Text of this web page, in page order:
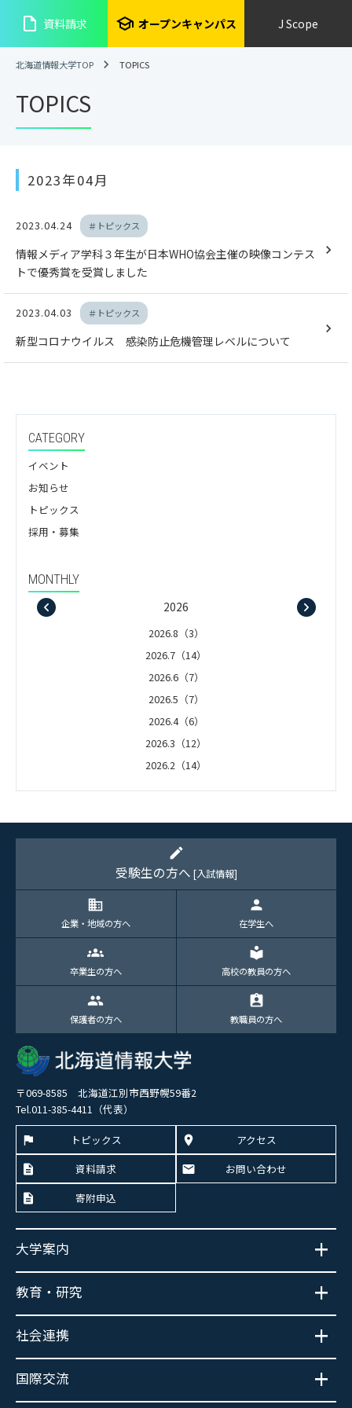
insert_drive_file 資料請求 school オープンキャンパス J Scope
北海道情報大学TOP TOPICS
TOPICS
2023年04月
2023.04.24 ＃トピックス
情報メディア学科３年生が日本WHO協会主催の映像コンテス
トで優秀賞を受賞しました
2023.04.03 ＃トピックス
新型コロナウイルス 感染防止危機管理レベルについて
CATEGORY
イベント
お知らせ
トピックス
採用・募集
MONTHLY
2026
2026.8（3）
2026.7（14）
2026.6（7）
2026.5（7）
2026.4（6）
2026.3（12）
2026.2（14）
2026.1（5）
edit
受験生の方へ [入試情報]
domain
企業・地域の方へ
person
在学生へ
groups
卒業生の方へ
local_library
高校の教員の方へ
group
保護者の方へ
assignment_ind
教職員の方へ
〒069-8585 北海道江別市西野幌59番2
Tel.011-385-4411（代表）
トピックス
アクセス
資料請求
お問い合わせ
寄附申込
大学案内
教育・研究
社会連携
国際交流